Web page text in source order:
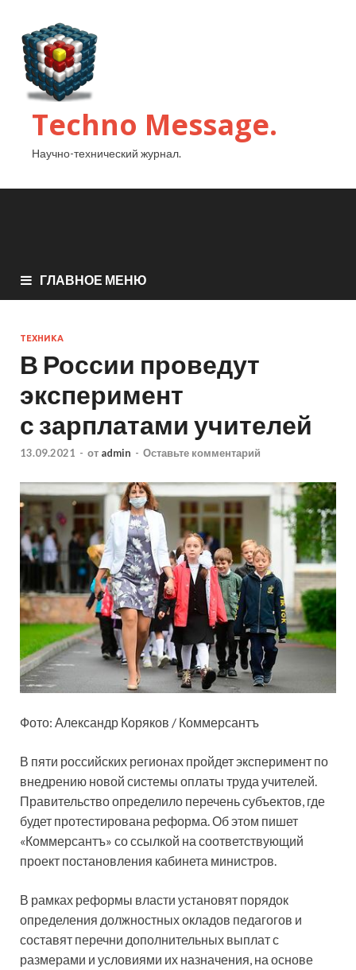
Techno Message.
Научно-технический журнал.
ГЛАВНОЕ МЕНЮ
ТЕХНИКА
В России проведут
эксперимент
с зарплатами учителей
13.09.2021 - от admin - Оставьте комментарий
Фото: Александр Коряков / Коммерсантъ
В пяти российских регионах пройдет эксперимент по
внедрению новой системы оплаты труда учителей.
Правительство определило перечень субъектов, где
будет протестирована реформа. Об этом пишет
«Коммерсантъ» со ссылкой на соответствующий
проект постановления кабинета министров.
В рамках реформы власти установят порядок
определения должностных окладов педагогов и
составят перечни дополнительных выплат с
размерами и условиями их назначения, на основе